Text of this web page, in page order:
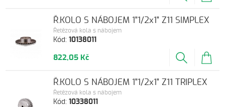
Kód:10138011
Řetězová kola s nábojem
Ř.KOLO S NÁBOJEM 1"1/2x1" Z11 SIMPLEX
822,05 Kč
Kód:10338011
Řetězová kola s nábojem
Ř.KOLO S NÁBOJEM 1"1/2x1" Z11 TRIPLEX